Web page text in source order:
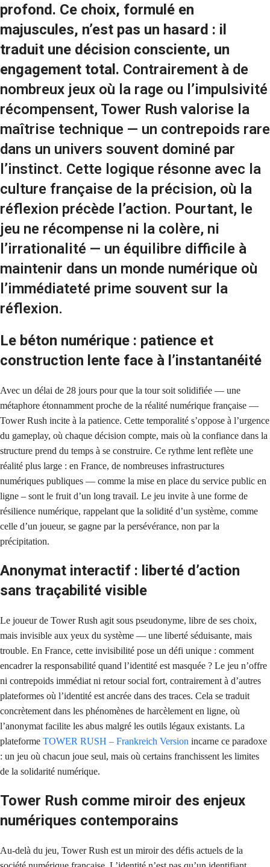
profond. Ce choix, formulé en
majuscules, n’est pas un hasard : il
traduit une décision consciente, un
engagement total. Contrairement à de
nombreux jeux où la rage ou l’impulsivité
récompensent, Tower Rush valorise la
maîtrise technique — un contrepoids rare
dans un univers souvent dominé par
l’instinct. Cette logique résonne avec la
culture française de la précision, où la
réflexion précède l’action. Pourtant, le
jeu ne récompense ni la colère, ni
l’irrationalité — un équilibre difficile à
maintenir dans un monde numérique où
l’immédiateté prime souvent sur la
réflexion.
Le béton numérique : patience et
construction lente face à l’instantanéité
Avec un délai de 28 jours pour que la tour soit solidifiée — une
métaphore étonnamment proche de la réalité numérique française —
Tower Rush incite à la patience. Cette temporalité s’oppose à l’urgence
du gameplay, où chaque décision compte, mais où la confiance dans la
structure prend du temps à se construire. Ce rythme lent reflète une
réalité plus large : en France, de nombreuses infrastructures
numériques publiques — comme la mise en place du service public en
ligne – sont le fruit d’un long travail. Le jeu invite à une forme de
résilience numérique, rappelant que la solidité d’un système, comme
celle d’un joueur, se gagne par la persévérance, non par la
précipitation.
Anonymat interactif : liberté d’action
sans traçabilité visible
Le joueur de Tower Rush agit sous pseudonyme, libre de ses choix,
mais invisible aux yeux du système — une liberté séduisante, mais
trouble. En France, cette invisibilité pose un défi unique : comment
encadrer la responsabilité quand l’identité est masquée ? Le jeu n’offre
ni contrepoids immédiat ni retour social fort, contrairement à d’autres
plateformes où l’identité est ancrée dans des traces. Cela se traduit
concrètement dans les phénomènes de harcèlement en ligne, où
l’anonymat facilite les abus malgré les outils légaux existants. La
plateforme TOWER RUSH – Frankreich Version incarne ce paradoxe
: un jeu où chacun joue seul, mais où certains franchissent les limites
de la solidarité numérique.
Tower Rush comme miroir des enjeux
numériques contemporains
Au-delà du jeu, Tower Rush est un miroir des défis actuels de la